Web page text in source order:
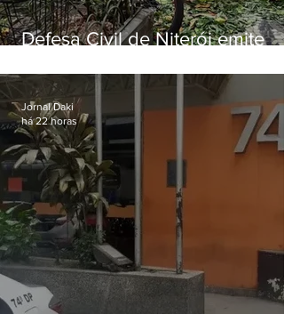
Defesa Civil de Niterói emite
sexta-feira (07)
Jornal Daki
há 22 horas